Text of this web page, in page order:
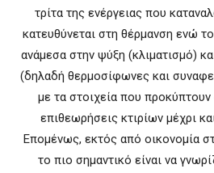
τρίτα της ενέργειας που
κατευθύνεται στη θέρμανση ενώ
ανάμεσα στην ψύξη (κλιματισμό)
(δηλαδή θερμοσίφωνες και
με τα στοιχεία που προκύπτουν
επιθεωρήσεις κτιρίων μέχρι
Επομένως, εκτός από οικονομία
το πιο σημαντικό είναι να